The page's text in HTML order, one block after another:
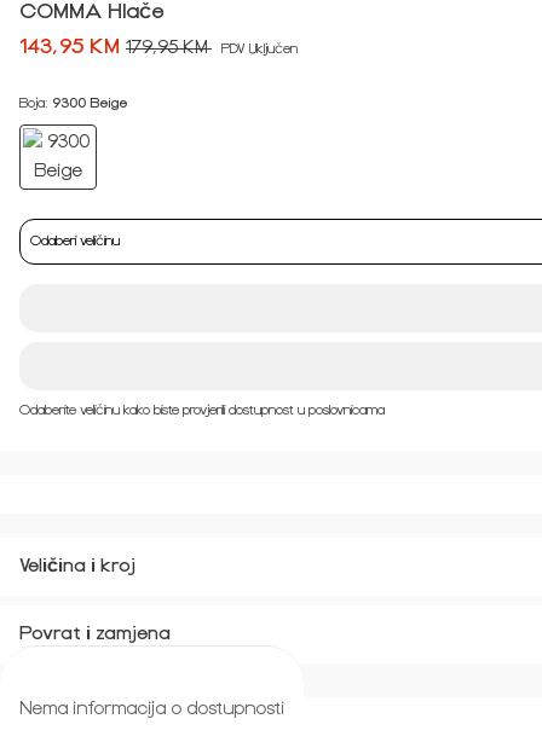
Nema informacija o dostupnosti
COMMA Hlače
143,95 KM 179,95 KM PDV Uključen
Boja: 9300 Beige
Odaberi veličinu
Odaberite veličinu kako biste provjerili dostupnost u poslovnicama
Veličina i kroj
Povrat i zamjena